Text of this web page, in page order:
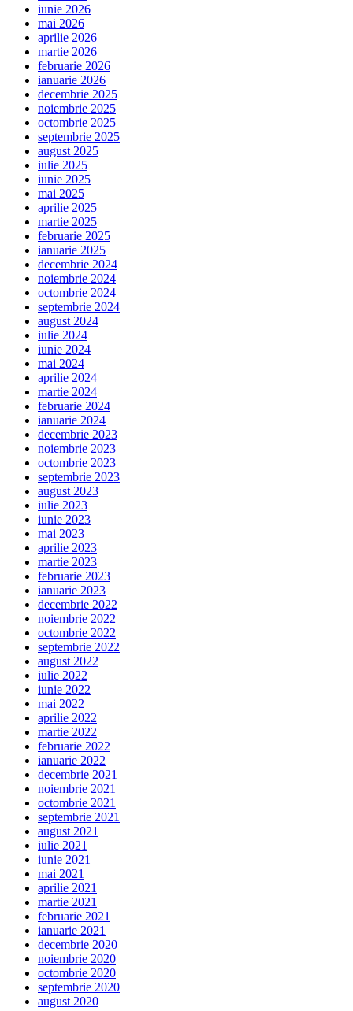
iunie 2026
mai 2026
aprilie 2026
martie 2026
februarie 2026
ianuarie 2026
decembrie 2025
noiembrie 2025
octombrie 2025
septembrie 2025
august 2025
iulie 2025
iunie 2025
mai 2025
aprilie 2025
martie 2025
februarie 2025
ianuarie 2025
decembrie 2024
noiembrie 2024
octombrie 2024
septembrie 2024
august 2024
iulie 2024
iunie 2024
mai 2024
aprilie 2024
martie 2024
februarie 2024
ianuarie 2024
decembrie 2023
noiembrie 2023
octombrie 2023
septembrie 2023
august 2023
iulie 2023
iunie 2023
mai 2023
aprilie 2023
martie 2023
februarie 2023
ianuarie 2023
decembrie 2022
noiembrie 2022
octombrie 2022
septembrie 2022
august 2022
iulie 2022
iunie 2022
mai 2022
aprilie 2022
martie 2022
februarie 2022
ianuarie 2022
decembrie 2021
noiembrie 2021
octombrie 2021
septembrie 2021
august 2021
iulie 2021
iunie 2021
mai 2021
aprilie 2021
martie 2021
februarie 2021
ianuarie 2021
decembrie 2020
noiembrie 2020
octombrie 2020
septembrie 2020
august 2020